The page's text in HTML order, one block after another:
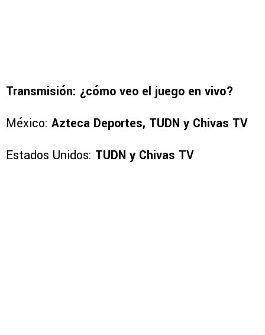
Transmisión: ¿cómo veo el juego en vivo?
México: Azteca Deportes, TUDN y Chivas TV
Estados Unidos: TUDN y Chivas TV